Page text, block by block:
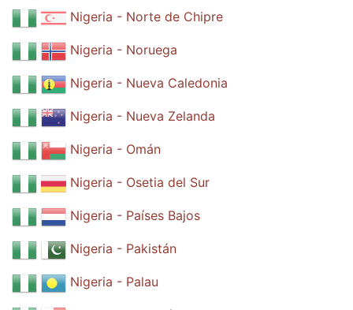
Nigeria - Norte de Chipre
Nigeria - Noruega
Nigeria - Nueva Caledonia
Nigeria - Nueva Zelanda
Nigeria - Omán
Nigeria - Osetia del Sur
Nigeria - Países Bajos
Nigeria - Pakistán
Nigeria - Palau